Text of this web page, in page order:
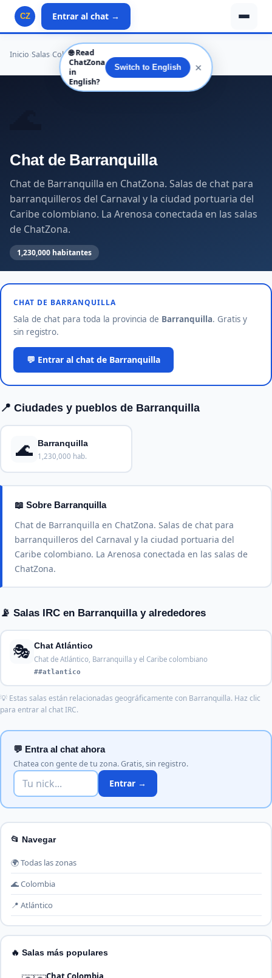
CZ Entrar al chat →
Inicio Salas Colombia›Atlántico
Chat de Barranquilla
Chat de Barranquilla en ChatZona. Salas de chat para
barranquilleros del Carnaval y la ciudad portuaria del
Caribe colombiano. La Arenosa conectada en las salas
de ChatZona.
1,230,000 habitantes
CHAT DE BARRANQUILLA
Sala de chat para toda la provincia de Barranquilla. Gratis y
sin registro.
💬 Entrar al chat de Barranquilla
📍 Ciudades y pueblos de Barranquilla
🌊 Barranquilla
1,230,000 hab.
📖 Sobre Barranquilla
Chat de Barranquilla en ChatZona. Salas de chat para
barranquilleros del Carnaval y la ciudad portuaria del
Caribe colombiano. La Arenosa conectada en las salas de
ChatZona.
📡 Salas IRC en Barranquilla y alrededores
🎭 Chat Atlántico
Chat de Atlántico, Barranquilla y el Caribe colombiano
##atlantico
💡 Estas salas están relacionadas geográficamente con Barranquilla. Haz clic
para entrar al chat IRC.
💬 Entra al chat ahora
Chatea con gente de tu zona. Gratis, sin registro.
Entrar →
📂 Navegar
🌍 Todas las zonas
🌊 Colombia
📍 Atlántico
🔥 Salas más populares
🌐 Read
ChatZona
in
English?
Switch to English ✕